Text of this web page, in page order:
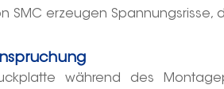
SMC erzeugen Spannungsrisse,
während des